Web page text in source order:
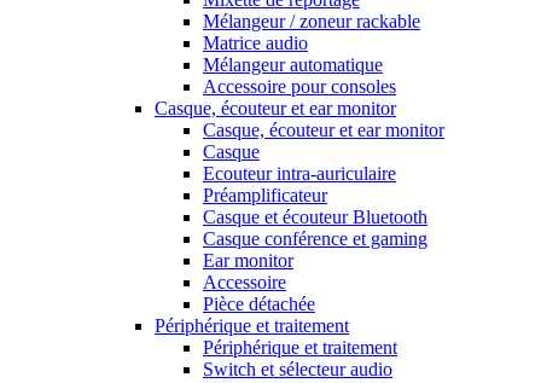
Mélangeur / zoneur rackable
Matrice audio
Mélangeur automatique
Accessoire pour consoles
Casque, écouteur et ear monitor
Casque, écouteur et ear monitor
Casque
Ecouteur intra-auriculaire
Préamplificateur
Casque et écouteur Bluetooth
Casque conférence et gaming
Ear monitor
Accessoire
Pièce détachée
Périphérique et traitement
Périphérique et traitement
Switch et sélecteur audio